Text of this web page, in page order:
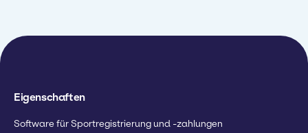
Eigenschaften
Software für Sportregistrierung und -zahlungen